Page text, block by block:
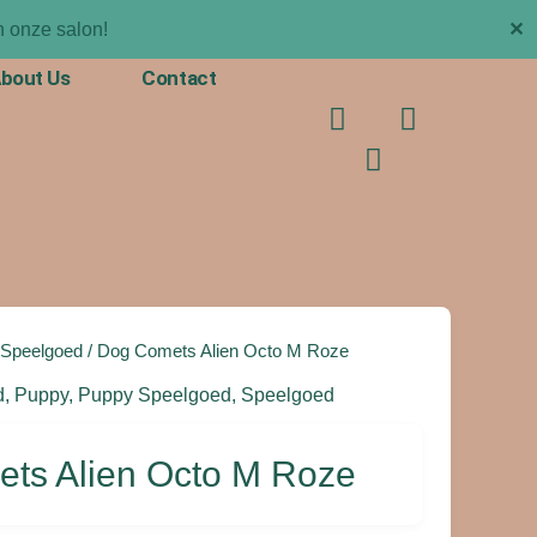
onze salon! ✕
Us Contact
F
I
i
k
/ Dog Comets Alien Octo M Roze
, Puppy, Puppy Speelgoed, Speelgoed
Alien Octo M Roze